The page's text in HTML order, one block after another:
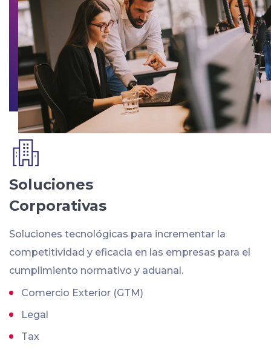
Soluciones
Corporativas
Soluciones tecnológicas para incrementar la
competitividad y eficacia en las empresas para el
cumplimiento normativo y aduanal.
Comercio Exterior (GTM)
Legal
Tax